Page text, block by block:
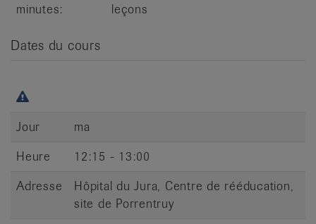
minutes:
leçons
Dates du cours
Jour
ma
Heure
12:15 - 13:00
Adresse
Hôpital du Jura, Centre de rééducation,
site de Porrentruy